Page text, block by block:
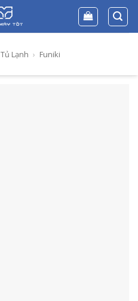
Tủ Lạnh › Funiki